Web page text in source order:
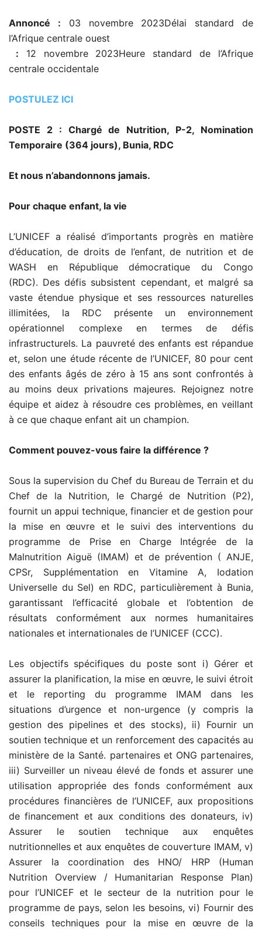
Annoncé : 03 novembre 2023Délai standard de
l’Afrique centrale ouest
: 12 novembre 2023Heure standard de l’Afrique
centrale occidentale
POSTULEZ ICI
POSTE 2 : Chargé de Nutrition, P-2, Nomination
Temporaire (364 jours), Bunia, RDC
Et nous n’abandonnons jamais.
Pour chaque enfant, la vie
L’UNICEF a réalisé d’importants progrès en matière
d’éducation, de droits de l’enfant, de nutrition et de
WASH en République démocratique du Congo
(RDC). Des défis subsistent cependant, et malgré sa
vaste étendue physique et ses ressources naturelles
illimitées, la RDC présente un environnement
opérationnel complexe en termes de défis
infrastructurels. La pauvreté des enfants est répandue
et, selon une étude récente de l’UNICEF, 80 pour cent
des enfants âgés de zéro à 15 ans sont confrontés à
au moins deux privations majeures. Rejoignez notre
équipe et aidez à résoudre ces problèmes, en veillant
à ce que chaque enfant ait un champion.
Comment pouvez-vous faire la différence ?
Sous la supervision du Chef du Bureau de Terrain et du
Chef de la Nutrition, le Chargé de Nutrition (P2),
fournit un appui technique, financier et de gestion pour
la mise en œuvre et le suivi des interventions du
programme de Prise en Charge Intégrée de la
Malnutrition Aiguë (IMAM) et de prévention ( ANJE,
CPSr, Supplémentation en Vitamine A, Iodation
Universelle du Sel) en RDC, particulièrement à Bunia,
garantissant l’efficacité globale et l’obtention de
résultats conformément aux normes humanitaires
nationales et internationales de l’UNICEF (CCC).
Les objectifs spécifiques du poste sont i) Gérer et
assurer la planification, la mise en œuvre, le suivi étroit
et le reporting du programme IMAM dans les
situations d’urgence et non-urgence (y compris la
gestion des pipelines et des stocks), ii) Fournir un
soutien technique et un renforcement des capacités au
ministère de la Santé. partenaires et ONG partenaires,
iii) Surveiller un niveau élevé de fonds et assurer une
utilisation appropriée des fonds conformément aux
procédures financières de l’UNICEF, aux propositions
de financement et aux conditions des donateurs, iv)
Assurer le soutien technique aux enquêtes
nutritionnelles et aux enquêtes de couverture IMAM, v)
Assurer la coordination des HNO/ HRP (Human
Nutrition Overview / Humanitarian Response Plan)
pour l’UNICEF et le secteur de la nutrition pour le
programme de pays, selon les besoins, vi) Fournir des
conseils techniques pour la mise en œuvre de la